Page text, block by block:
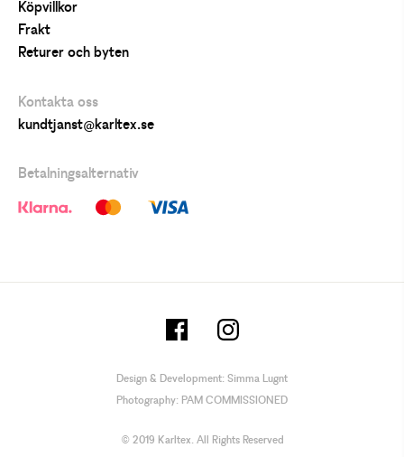
Köpvillkor
Frakt
Returer och byten
Kontakta oss
kundtjanst@karltex.se
Betalningsalternativ
Design & Development: Simma Lugnt
Photography: PAM COMMISSIONED
© 2019 Karltex. All Rights Reserved